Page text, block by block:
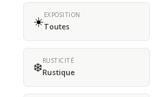
☀️EXPOSITION
Toutes
❄️RUSTICITÉ
Rustique